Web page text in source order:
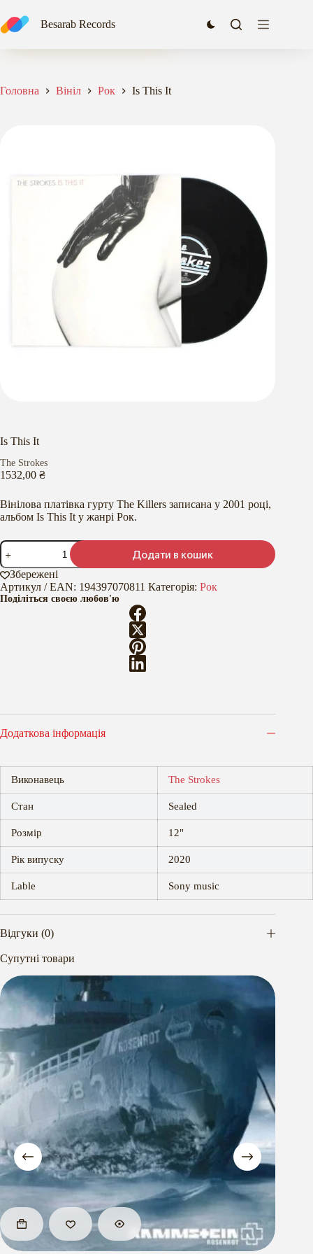
до
вмісту
Is This It
1532,00₴
Додати в кошик
Besarab Records
Головна Вініл Рок Is This It
Is This It
The Strokes
1532,00 ₴
Вінілова платівка гурту The Killers записана у 2001 році,
альбом Is This It у жанрі Рок.
Is
This
It
кількість
Додати в кошик
Збережені
Артикул / EAN: 194397070811 Категорія: Рок
Поділіться своєю любов'ю
Додаткова інформація
Виконавець The Strokes
Стан Sealed
Розмір 12"
Рік випуску 2020
Lable Sony music
Відгуки (0)
Супутні товари